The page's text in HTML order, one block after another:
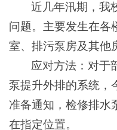
近几年汛期，我
问题。主要发生在各
室、排污泵房及其他
应对方法：对于
泵提升外排的系统，
准备通知，检修排水
在指定位置。